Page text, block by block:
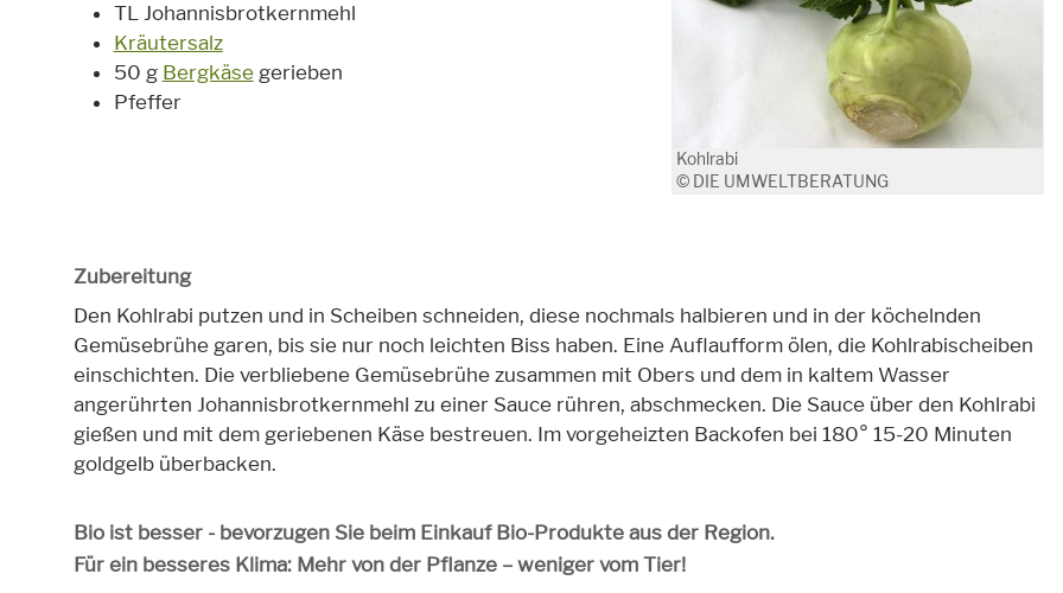
Kohlrabi
© DIE UMWELTBERATUNG
TL Johannisbrotkernmehl
Kräutersalz
50 g Bergkäsegerieben
Pfeffer
Zubereitung
Den Kohlrabi putzen und in Scheiben schneiden, diese nochmals halbieren und in der köchelnden
Gemüsebrühe garen, bis sie nur noch leichten Biss haben. Eine Auflaufform ölen, die Kohlrabischeiben
einschichten. Die verbliebene Gemüsebrühe zusammen mit Obers und dem in kaltem Wasser
angerührten Johannisbrotkernmehl zu einer Sauce rühren, abschmecken. Die Sauce über den Kohlrabi
gießen und mit dem geriebenen Käse bestreuen. Im vorgeheizten Backofen bei 180° 15-20 Minuten
goldgelb überbacken.
Bio ist besser - bevorzugen Sie beim Einkauf Bio-Produkte aus der Region.
Für ein besseres Klima: Mehr von der Pflanze – weniger vom Tier!